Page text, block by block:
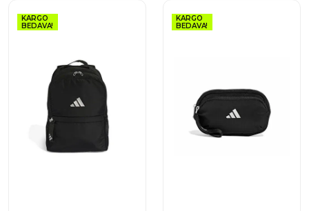
KARGO
BEDAVA!
KARGO
BEDAVA!